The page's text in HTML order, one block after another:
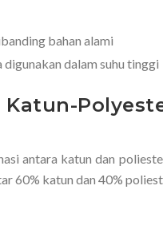
bahan alami
digunakan dalam suhu tinggi
Katun-
antara katun dan
60% katun dan 40%